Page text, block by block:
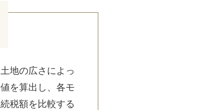
地の広さによっ
を算出し、各モ
税額を比較する